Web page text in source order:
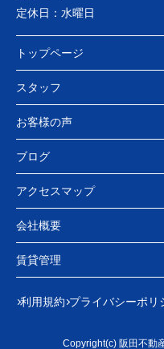
定休日： 水曜日
トップページ
スタッフ
お客様の声
ブログ
アクセスマップ
会社概要
賃貸管理
利用規約 プライバシーポリ
Copyright(c) 阪田不動